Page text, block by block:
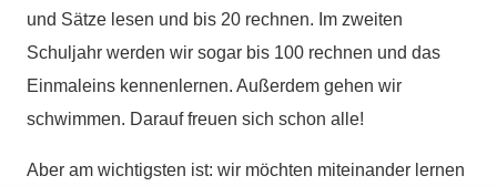
und Sätze lesen und bis 20 rechnen. Im zweiten
Schuljahr werden wir sogar bis 100 rechnen und das
Einmaleins kennenlernen. Außerdem gehen wir
schwimmen. Darauf freuen sich schon alle!
Aber am wichtigsten ist: wir möchten miteinander lernen